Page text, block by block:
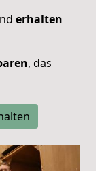
erhalten
, das